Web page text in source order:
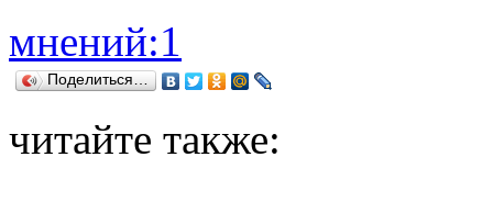
мнений:1
Поделиться…
читайте также: